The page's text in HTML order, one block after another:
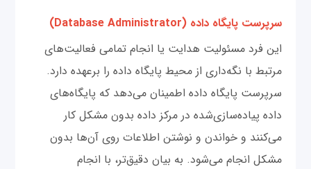
سرپرست پایگاه داده (Database Administrator)
این فرد مسئولیت هدایت یا انجام تمامی فعالیت‌های
مرتبط با نگه‌داری از محیط پایگاه داده را برعهده دارد.
سرپرست پایگاه داده اطمینان می‌دهد که پایگاه‌های
داده پیاده‌سازی‌شده در مرکز داده بدون مشکل کار
می‌کنند و خواندن و نوشتن اطلاعات روی آن‌ها بدون
مشکل انجام می‌شود. به بیان دقیق‌تر، با انجام